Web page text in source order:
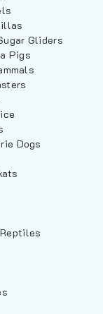
Gliders
Pigs
Dogs